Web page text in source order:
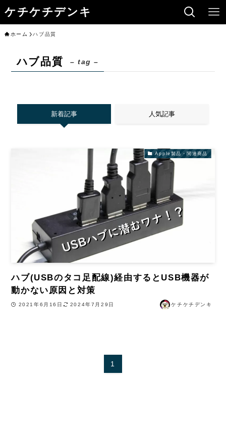
ケチケチデンキ
ホーム ハブ品質
ハブ品質 – tag –
新着記事 人気記事
Apple製品・関連商品
ハブ(USBのタコ足配線)経由するとUSB機器が
動かない原因と対策
2021年6月16日 2024年7月29日 ケチケチデンキ
1